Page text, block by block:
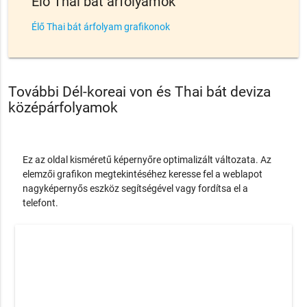
Élő Thai bát árfolyam grafikonok
További Dél-koreai von és Thai bát deviza
középárfolyamok
Ez az oldal kisméretű képernyőre optimalizált változata. Az
elemzői grafikon megtekintéséhez keresse fel a weblapot
nagyképernyős eszköz segítségével vagy fordítsa el a
telefont.